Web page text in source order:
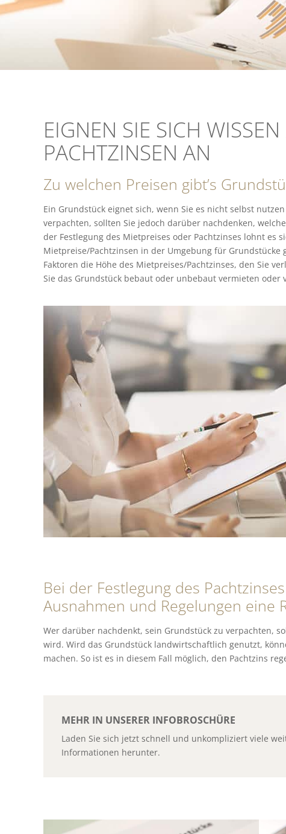
EIGNEN SIE SICH
PACHTZINSEN AN
Zu welchen Preisen gibt’s
Ein Grundstück eignet sich, wenn Sie es nicht selbst
verpachten, sollten Sie jedoch darüber nachdenken,
der Festlegung des Mietpreises oder Pachtzinses lohnt es
Mietpreise/Pachtzinsen in der Umgebung für
Faktoren die Höhe des Mietpreises/Pachtzinses, den Sie
Sie das Grundstück bebaut oder unbebaut vermieten oder
Bei der Festlegung des
Ausnahmen und Regelungen eine
Wer darüber nachdenkt, sein Grundstück zu verpachten,
wird. Wird das Grundstück landwirtschaftlich genutzt,
machen. So ist es in diesem Fall möglich, den Pachtzins
MEHR IN UNSERER INFOBROSCHÜRE
Laden Sie sich jetzt schnell und unkompliziert viele
Informationen herunter.